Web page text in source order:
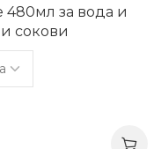
за вода и
сокови